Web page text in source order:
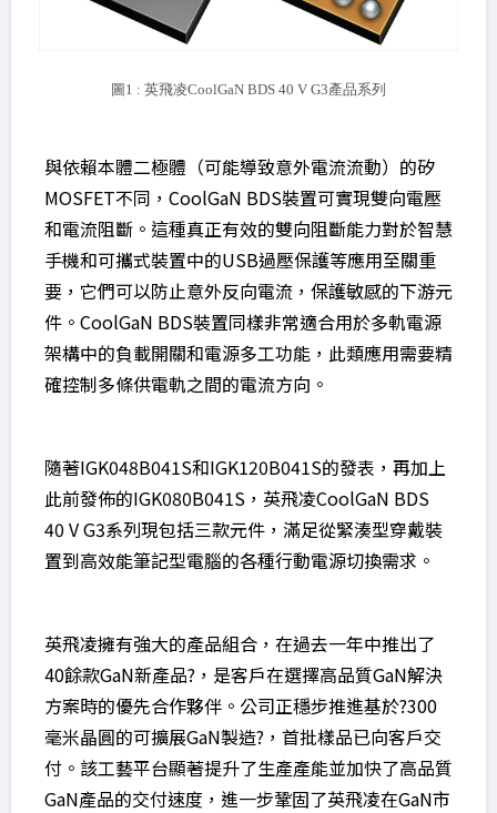
圖1 : 英飛凌CoolGaN BDS 40 V G3產品系列
與依賴本體二極體（可能導致意外電流流動）的矽
MOSFET不同，CoolGaN BDS裝置可實現雙向電壓
和電流阻斷。這種真正有效的雙向阻斷能力對於智慧
手機和可攜式裝置中的USB過壓保護等應用至關重
要，它們可以防止意外反向電流，保護敏感的下游元
件。CoolGaN BDS裝置同樣非常適合用於多軌電源
架構中的負載開關和電源多工功能，此類應用需要精
確控制多條供電軌之間的電流方向。
隨著IGK048B041S和IGK120B041S的發表，再加上
此前發佈的IGK080B041S，英飛凌CoolGaN BDS
40 V G3系列現包括三款元件，滿足從緊湊型穿戴裝
置到高效能筆記型電腦的各種行動電源切換需求。
英飛凌擁有強大的產品組合，在過去一年中推出了
40餘款GaN新產品?，是客戶在選擇高品質GaN解決
方案時的優先合作夥伴。公司正穩步推進基於?300
毫米晶圓的可擴展GaN製造?，首批樣品已向客戶交
付。該工藝平台顯著提升了生產產能並加快了高品質
GaN產品的交付速度，進一步鞏固了英飛凌在GaN市